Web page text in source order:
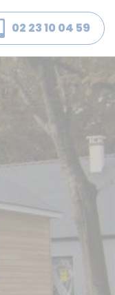
02 23 10 04 59